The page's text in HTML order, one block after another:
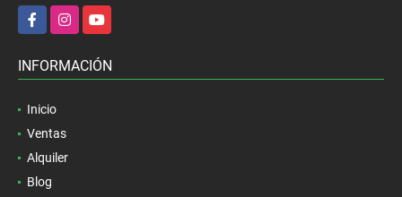
FacebookInstagramYouTube
INFORMACIÓN
Inicio
Ventas
Alquiler
Blog